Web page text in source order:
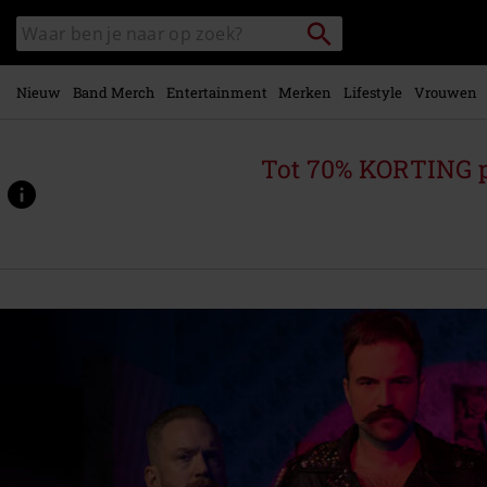
naar
hoofdinhoud
Zoek
in
catalogus
Packstation
zoeken
Nieuw Band Merch Entertainment Merken Lifestyle Vrouwen
Tot 70% KORTING